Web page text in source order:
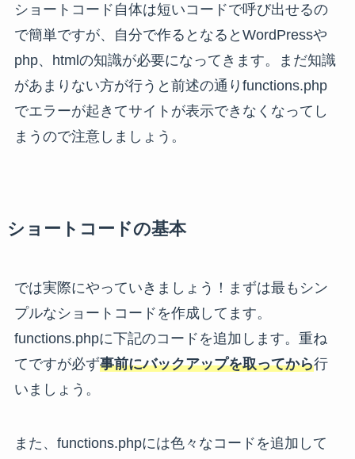
ショートコード自体は短いコードで呼び出せるの
で簡単ですが、自分で作るとなるとWordPressや
php、htmlの知識が必要になってきます。まだ知識
があまりない方が行うと前述の通りfunctions.php
でエラーが起きてサイトが表示できなくなってし
まうので注意しましょう。
ショートコードの基本
では実際にやっていきましょう！まずは最もシン
プルなショートコードを作成してます。
functions.phpに下記のコードを追加します。重ね
てですが必ず事前にバックアップを取ってから行
いましょう。
また、functions.phpには色々なコードを追加して